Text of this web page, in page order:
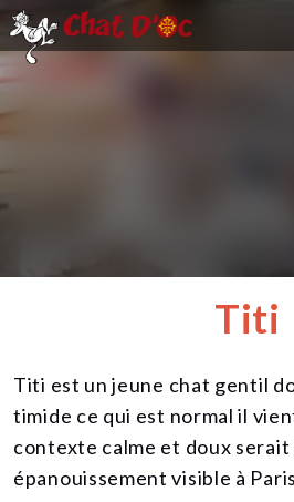
Titi
Titi est un jeune chat gentil
timide ce qui est normal il
contexte calme et doux serait
épanouissement visible à Paris